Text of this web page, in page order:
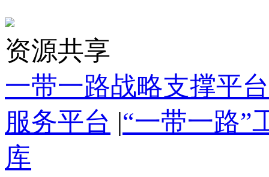
资源共享
一带一路战略支撑平台
服务平台 |“一带一路”
库